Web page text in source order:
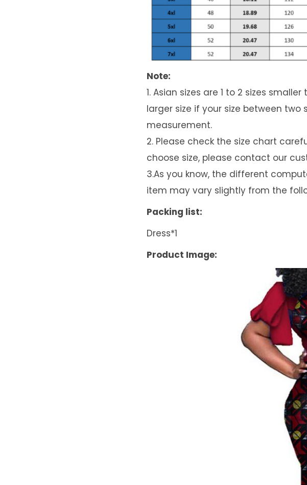
Note:
1. Asian sizes are 1 to 2 sizes
larger size if your size between
measurement.
2. Please check the size chart
choose size, please contact our
3.As you know, the different
item may vary slightly from the
Packing list:
Dress*1
Product Image: